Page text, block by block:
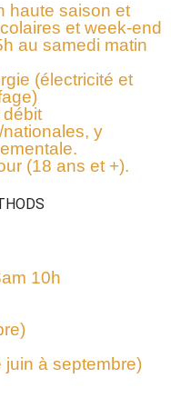
haute saison et
et week-end
au samedi matin
(électricité et
débit
y
(18 ans et +).
10h
à septembre)